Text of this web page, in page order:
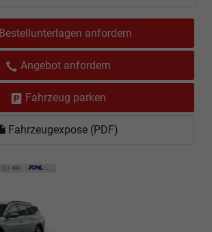
Bestellunterlagen anfordern
Angebot anfordern
Fahrzeug parken
Fahrzeugexpose (PDF)